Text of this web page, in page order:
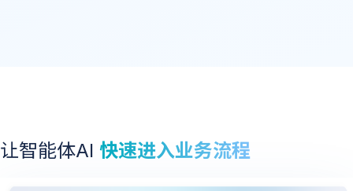
让智能体AI 快速进入业务流程